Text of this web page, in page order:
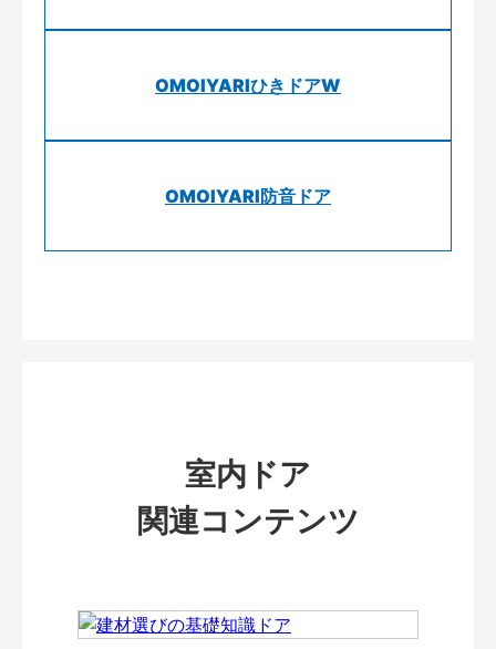
OMOIYARIひきドアW
OMOIYARI防音ドア
室内ドア
関連コンテンツ